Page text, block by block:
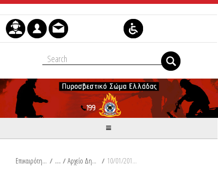
Skip to Content
Επικαιρότητα / Αρχείο Δημοσιεύσεων / 10/01/2017 Επίσκεψη του Αναπληρωτή Υπουργού Εσωτερικών Νικόλαου Τόσκα στο Ε.Σ.Κ.Ε.